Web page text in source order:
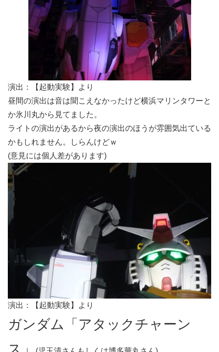
演出：【起動実験】より
昼間の演出は音は聞こえなかったけど横浜マリンタワーと
か氷川丸から見てました。
ライトの演出があるから夜の演出のほうが雰囲気出ている
かもしれません。しらんけどｗ
(意見には個人差があります)
演出：【起動実験】より
ガンダム「アタックチャーン
ス」